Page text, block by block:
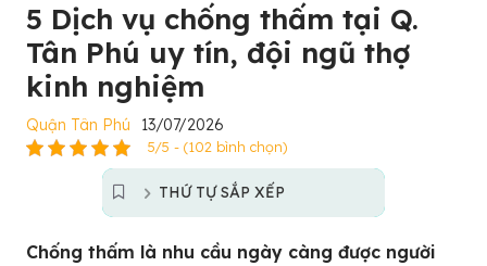
5 Dịch vụ chống thấm tại Q.
Tân Phú uy tín, đội ngũ thợ
kinh nghiệm
Quận Tân Phú 13/07/2026
5/5 - (102 bình chọn)
THỨ TỰ SẮP XẾP
Chống thấm là nhu cầu ngày càng được người